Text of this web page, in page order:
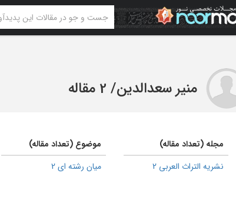
منیر سعدالدین/ 2 مقاله
مجله (تعداد مقاله)
نشریه التراث العربی 2
موضوع (تعداد مقاله)
میان رشته ای 2